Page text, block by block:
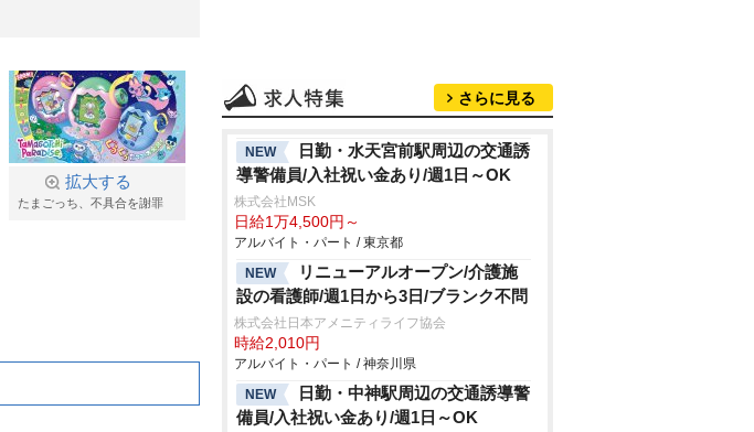
拡大する
たまごっち、不具合を謝罪
さらに見る
NEW
日勤・水天宮前駅周辺の交通誘
導警備員/入社祝い金あり/週1日～OK
株式会社MSK
日給1万4,500円～
アルバイト・パート / 東京都
NEW
リニューアルオープン/介護施
設の看護師/週1日から3日/ブランク不問
株式会社日本アメニティライフ協会
時給2,010円
アルバイト・パート / 神奈川県
NEW
日勤・中神駅周辺の交通誘導警
備員/入社祝い金あり/週1日～OK